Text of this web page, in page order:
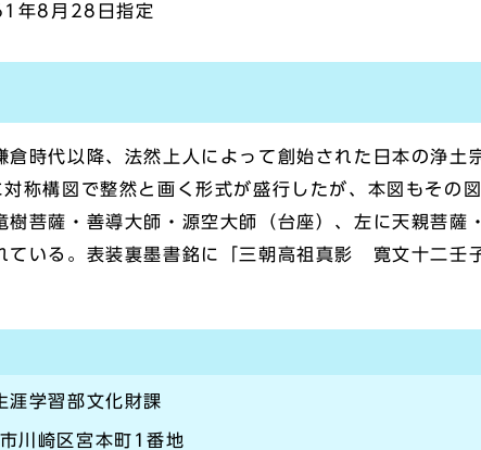
年8月28日指定
時代以降、法然上人によって創始された日本の浄土
称構図で整然と画く形式が盛行したが、本図もその
樹菩薩・善導大師・源空大師（台座）、左に天親菩薩
ている。表装裏墨書銘に「三朝高祖真影 寛文十二
涯学習部文化財課
川崎区宮本町1番地